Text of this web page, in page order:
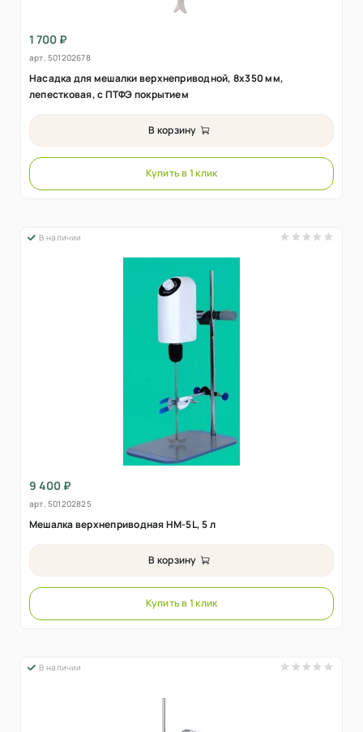
1 700 ₽
арт. 501202678
Насадка для мешалки верхнеприводной, 8х350 мм,
лепестковая, с ПТФЭ покрытием
В корзину
Купить в 1 клик
В наличии
9 400 ₽
арт. 501202825
Мешалка верхнеприводная HM-5L, 5 л
В корзину
Купить в 1 клик
В наличии